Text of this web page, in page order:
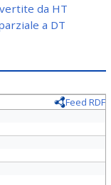
da HT
a DT
Feed RDF